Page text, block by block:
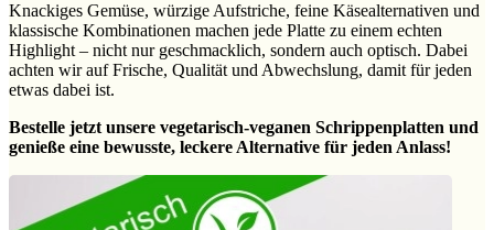
Knackiges Gemüse, würzige Aufstriche, feine Käsealternativen und
klassische Kombinationen machen jede Platte zu einem echten
Highlight – nicht nur geschmacklich, sondern auch optisch. Dabei
achten wir auf Frische, Qualität und Abwechslung, damit für jeden
etwas dabei ist.
Bestelle jetzt unsere vegetarisch-veganen Schrippenplatten und
genieße eine bewusste, leckere Alternative für jeden Anlass!